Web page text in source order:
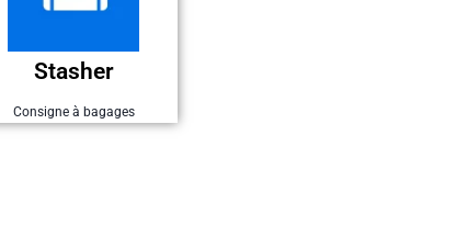
Stasher
Consigne à bagages
Parrainage